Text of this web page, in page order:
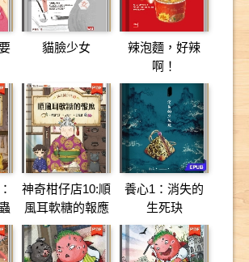
貓臉少女
辣泡麵，好辣
啊！
神奇柑仔店10:順
風耳軟糖的報應
養心1：消失的
生死玦